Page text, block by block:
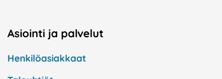
Asiointi ja palvelut
Henkilöasiakkaat